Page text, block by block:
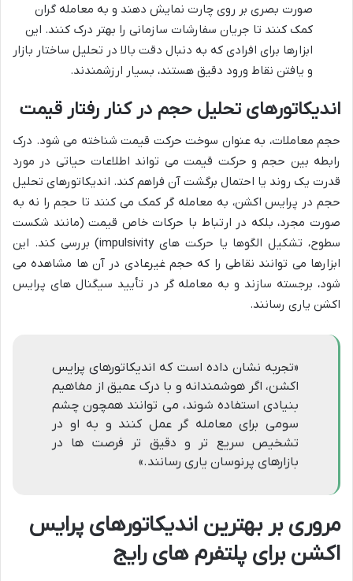
صورت بصری بر روی چارت نمایش دهند و به معامله گران
کمک کنند تا جریان سفارشات سازمانی را بهتر درک کنند. این
ابزارها برای افرادی که به دنبال دقت بالا در تحلیل ساختار بازار
و یافتن نقاط ورود دقیق هستند، بسیار ارزشمندند.
اندیکاتورهای تحلیل حجم در کنار رفتار قیمت
حجم معاملات، به عنوان سوخت حرکت قیمت شناخته می شود. درک
رابطه بین حجم و حرکت قیمت می تواند اطلاعات حیاتی در مورد
قدرت یک روند یا احتمال برگشت آن فراهم کند. اندیکاتورهای تحلیل
حجم در پرایس اکشن، به معامله گر کمک می کنند تا حجم را نه به
صورت مجرد، بلکه در ارتباط با حرکات خاص قیمت (مانند شکست
سطوح، تشکیل الگوها یا حرکت های impulsivity) بررسی کند. این
ابزارها می توانند نقاطی را که حجم غیرعادی در آن ها مشاهده می
شود، برجسته سازند و به معامله گر در تأیید سیگنال های پرایس
اکشن یاری رسانند.
«تجربه نشان داده است که اندیکاتورهای پرایس
اکشن، اگر هوشمندانه و با درک عمیق از مفاهیم
بنیادی استفاده شوند، می توانند همچون چشم
سومی برای معامله گر عمل کنند و به او در
تشخیص سریع تر و دقیق تر فرصت ها در
بازارهای پرنوسان یاری رسانند.»
مروری بر بهترین اندیکاتورهای پرایس
اکشن برای پلتفرم های رایج